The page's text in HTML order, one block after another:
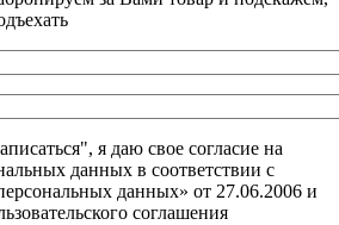
я даю свое согласие на
данных в соответствии с
данных» от 27.06.2006 и
соглашения